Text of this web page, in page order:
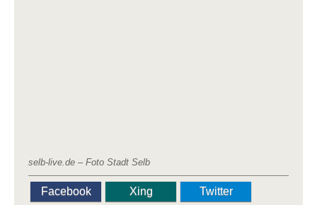
selb-live.de – Foto Stadt Selb
Facebook Xing
Twitter